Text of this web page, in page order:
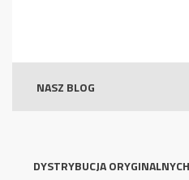
NASZ BLOG
DYSTRYBUCJA